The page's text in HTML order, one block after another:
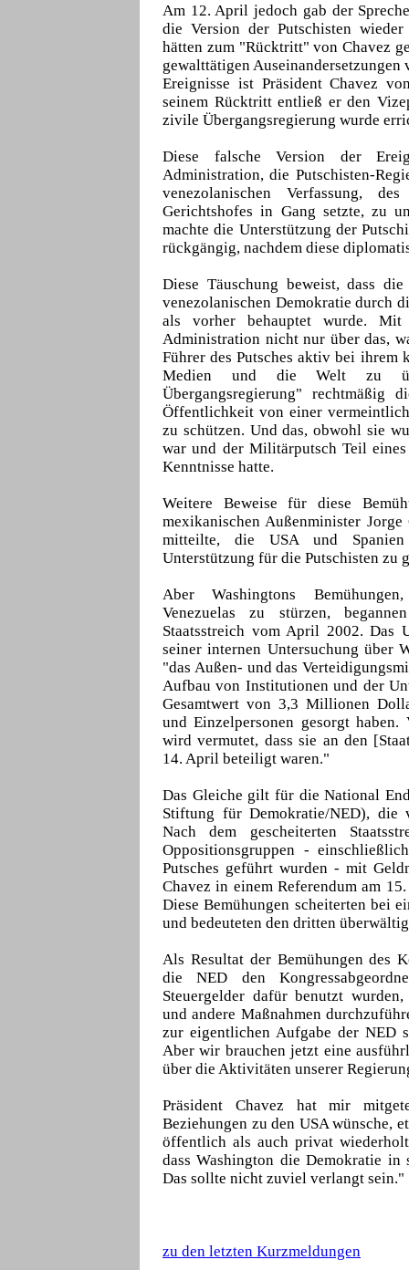
Am 12. April jedoch gab der
die Version der Putschisten
hätten zum "Rücktritt" von Chavez
gewalttätigen
Ereignisse ist Präsident Chavez
seinem Rücktritt entließ er den
zivile Übergangsregierung wurde
Diese falsche Version der
Administration, die Putschisten-
venezolanischen Verfassung,
Gerichtshofes in Gang setzte, zu
machte die Unterstützung der
rückgängig, nachdem diese
Diese Täuschung beweist, dass
venezolanischen Demokratie durch
als vorher behauptet wurde.
Administration nicht nur über das,
Führer des Putsches aktiv bei ihrem
Medien und die Welt zu
Übergangsregierung"
Öffentlichkeit von einer
zu schützen. Und das, obwohl sie
war und der Militärputsch Teil
Kenntnisse hatte.
Weitere Beweise für diese
mexikanischen Außenminister
mitteilte, die USA und Spanien
Unterstützung für die Putschisten zu
Aber Washingtons
Venezuelas zu stürzen,
Staatsstreich vom April 2002. Das
seiner internen Untersuchung über
"das Außen- und das
Aufbau von Institutionen und der
Gesamtwert von 3,3 Millionen
und Einzelpersonen gesorgt
wird vermutet, dass sie an den
14. April beteiligt waren."
Das Gleiche gilt für die National
Stiftung für Demokratie/NED), die
Nach dem gescheiterten
Oppositionsgruppen -
Putsches geführt wurden - mit
Chavez in einem Referendum am
Diese Bemühungen scheiterten bei
und bedeuteten den dritten
Als Resultat der Bemühungen des
die NED den
Steuergelder dafür benutzt
und andere Maßnahmen
zur eigentlichen Aufgabe der NED
Aber wir brauchen jetzt eine
über die Aktivitäten unserer
Präsident Chavez hat mir
Beziehungen zu den USA wünsche,
öffentlich als auch privat
dass Washington die Demokratie in
Das sollte nicht zuviel verlangt sein."
zu den letzten Kurzmeldungen